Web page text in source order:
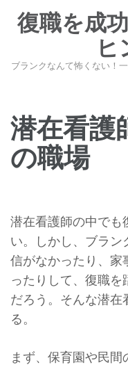
ス
キ
ッ
を
押
す)
復職を成
ヒ
ブランクなんて怖くない！
潜在看護
の職場
潜在看護師の中でも
い。しかし、ブラン
信がなかったり、家
ったりして、復職
だろう。そんな潜在
る。
まず、保育園や民